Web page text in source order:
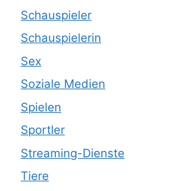
Schauspieler
Schauspielerin
Sex
Soziale Medien
Spielen
Sportler
Streaming-Dienste
Tiere